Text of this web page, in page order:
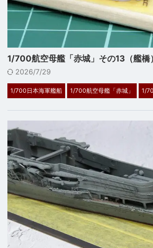
1/700航空母艦「赤城」その13（艦橋）
2026/7/29
1/700日本海軍艦船 1/700航空母艦「赤城」 1/